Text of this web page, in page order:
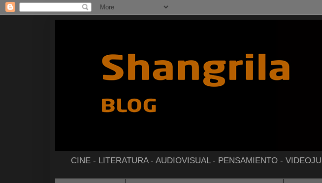
CINE - LITERATURA - AUDIOVISUAL - PENSAMIENTO -